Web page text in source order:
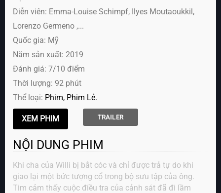
Diễn viên: Emma-Louise Schimpf, Ilyes Moutaoukkil,
Lorenzo Germeno ,...
Quốc gia: Mỹ
Năm sản xuất: 2019
Đánh giá: 7/10 điểm
Thời lượng: 92 phút
Thể loại: Phim Phim Lẻ
TRAILER
NỘI DUNG PHIM
Khi cha của Willi bị bắt cóc và chỉ được trả tự do khi
giao lại một bức tượng cổ trong bộ sưu tập của ông.
Tim cảm thấy cuộc điều tra của cảnh sát đã đi lầm